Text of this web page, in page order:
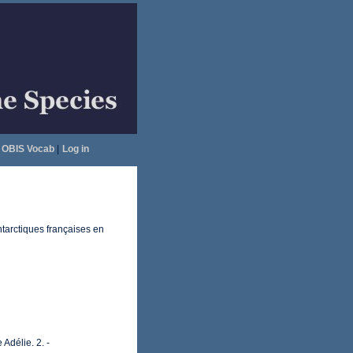
OBIS Vocab| Log in
françaises en
Adélie. 2. -